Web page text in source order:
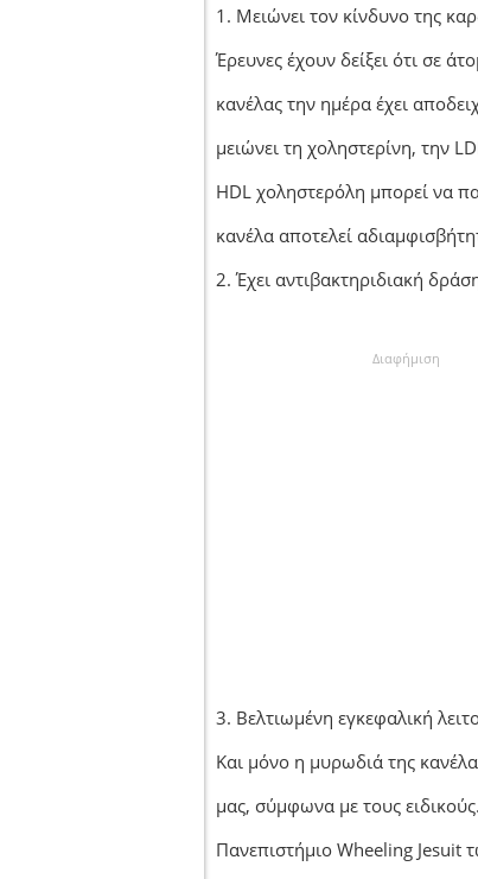
1. Μειώνει τον κίνδυνο της
Έρευνες έχουν δείξει ότι σε
κανέλας την ημέρα έχει
μειώνει τη χοληστερίνη, την
HDL χοληστερόλη μπορεί να
κανέλα αποτελεί
2. Έχει αντιβακτηριδιακή
Διαφήμιση
3. Βελτιωμένη εγκεφαλική
Και μόνο η μυρωδιά της
μας, σύμφωνα με τους
Πανεπιστήμιο Wheeling